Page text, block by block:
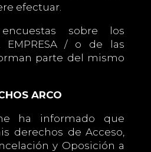
efectuar.
sobre los
EMPRESA / o de las
parte del mismo
ARCO
ha informado que
derechos de Acceso,
y Oposición a